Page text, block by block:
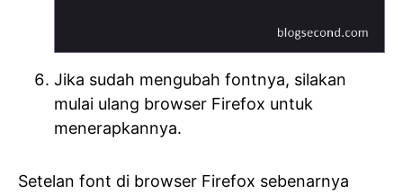
Jika sudah mengubah fontnya, silakan
mulai ulang browser Firefox untuk
menerapkannya.
Setelan font di browser Firefox sebenarnya